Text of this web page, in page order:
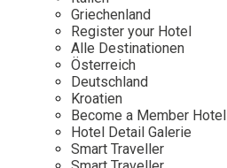
Schweden
Spanien
Schweiz
Griechenland
Register your Hotel
Alle Destinationen
Österreich
Deutschland
Kroatien
Become a Member Hotel
Hotel Detail Galerie
Smart Traveller